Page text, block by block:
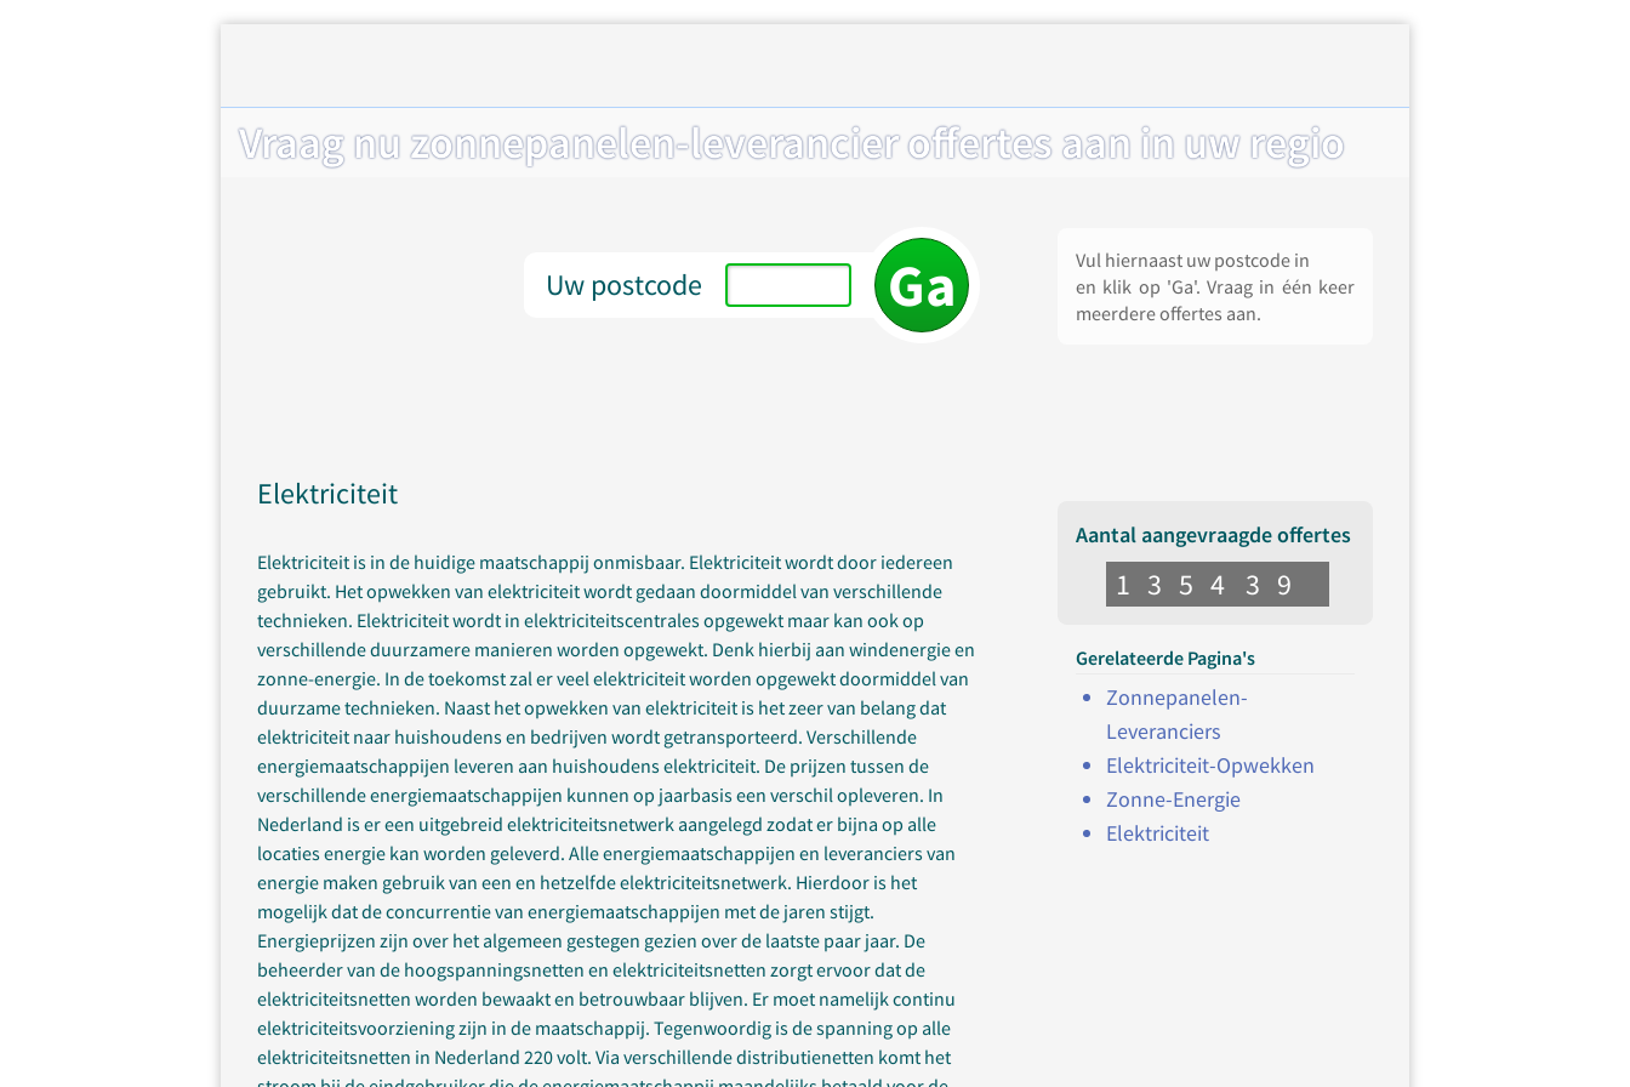
Vraag nu zonnepanelen-leverancier offertes aan in uw regio
Uw postcode
Vul hiernaast uw postcode in
en klik op 'Ga'. Vraag in één keer
meerdere offertes aan.
Elektriciteit
Elektriciteit is in de huidige maatschappij onmisbaar. Elektriciteit wordt door iedereen
gebruikt. Het opwekken van elektriciteit wordt gedaan doormiddel van verschillende
technieken. Elektriciteit wordt in elektriciteitscentrales opgewekt maar kan ook op
verschillende duurzamere manieren worden opgewekt. Denk hierbij aan windenergie en
zonne-energie. In de toekomst zal er veel elektriciteit worden opgewekt doormiddel van
duurzame technieken. Naast het opwekken van elektriciteit is het zeer van belang dat
elektriciteit naar huishoudens en bedrijven wordt getransporteerd. Verschillende
energiemaatschappijen leveren aan huishoudens elektriciteit. De prijzen tussen de
verschillende energiemaatschappijen kunnen op jaarbasis een verschil opleveren. In
Nederland is er een uitgebreid elektriciteitsnetwerk aangelegd zodat er bijna op alle
locaties energie kan worden geleverd. Alle energiemaatschappijen en leveranciers van
energie maken gebruik van een en hetzelfde elektriciteitsnetwerk. Hierdoor is het
mogelijk dat de concurrentie van energiemaatschappijen met de jaren stijgt.
Energieprijzen zijn over het algemeen gestegen gezien over de laatste paar jaar. De
beheerder van de hoogspanningsnetten en elektriciteitsnetten zorgt ervoor dat de
elektriciteitsnetten worden bewaakt en betrouwbaar blijven. Er moet namelijk continu
elektriciteitsvoorziening zijn in de maatschappij. Tegenwoordig is de spanning op alle
elektriciteitsnetten in Nederland 220 volt. Via verschillende distributienetten komt het
Aantal aangevraagde offertes
1 3 5 4 3 9
Gerelateerde Pagina's
Zonnepanelen-
Leveranciers
Elektriciteit-Opwekken
Zonne-Energie
Elektriciteit